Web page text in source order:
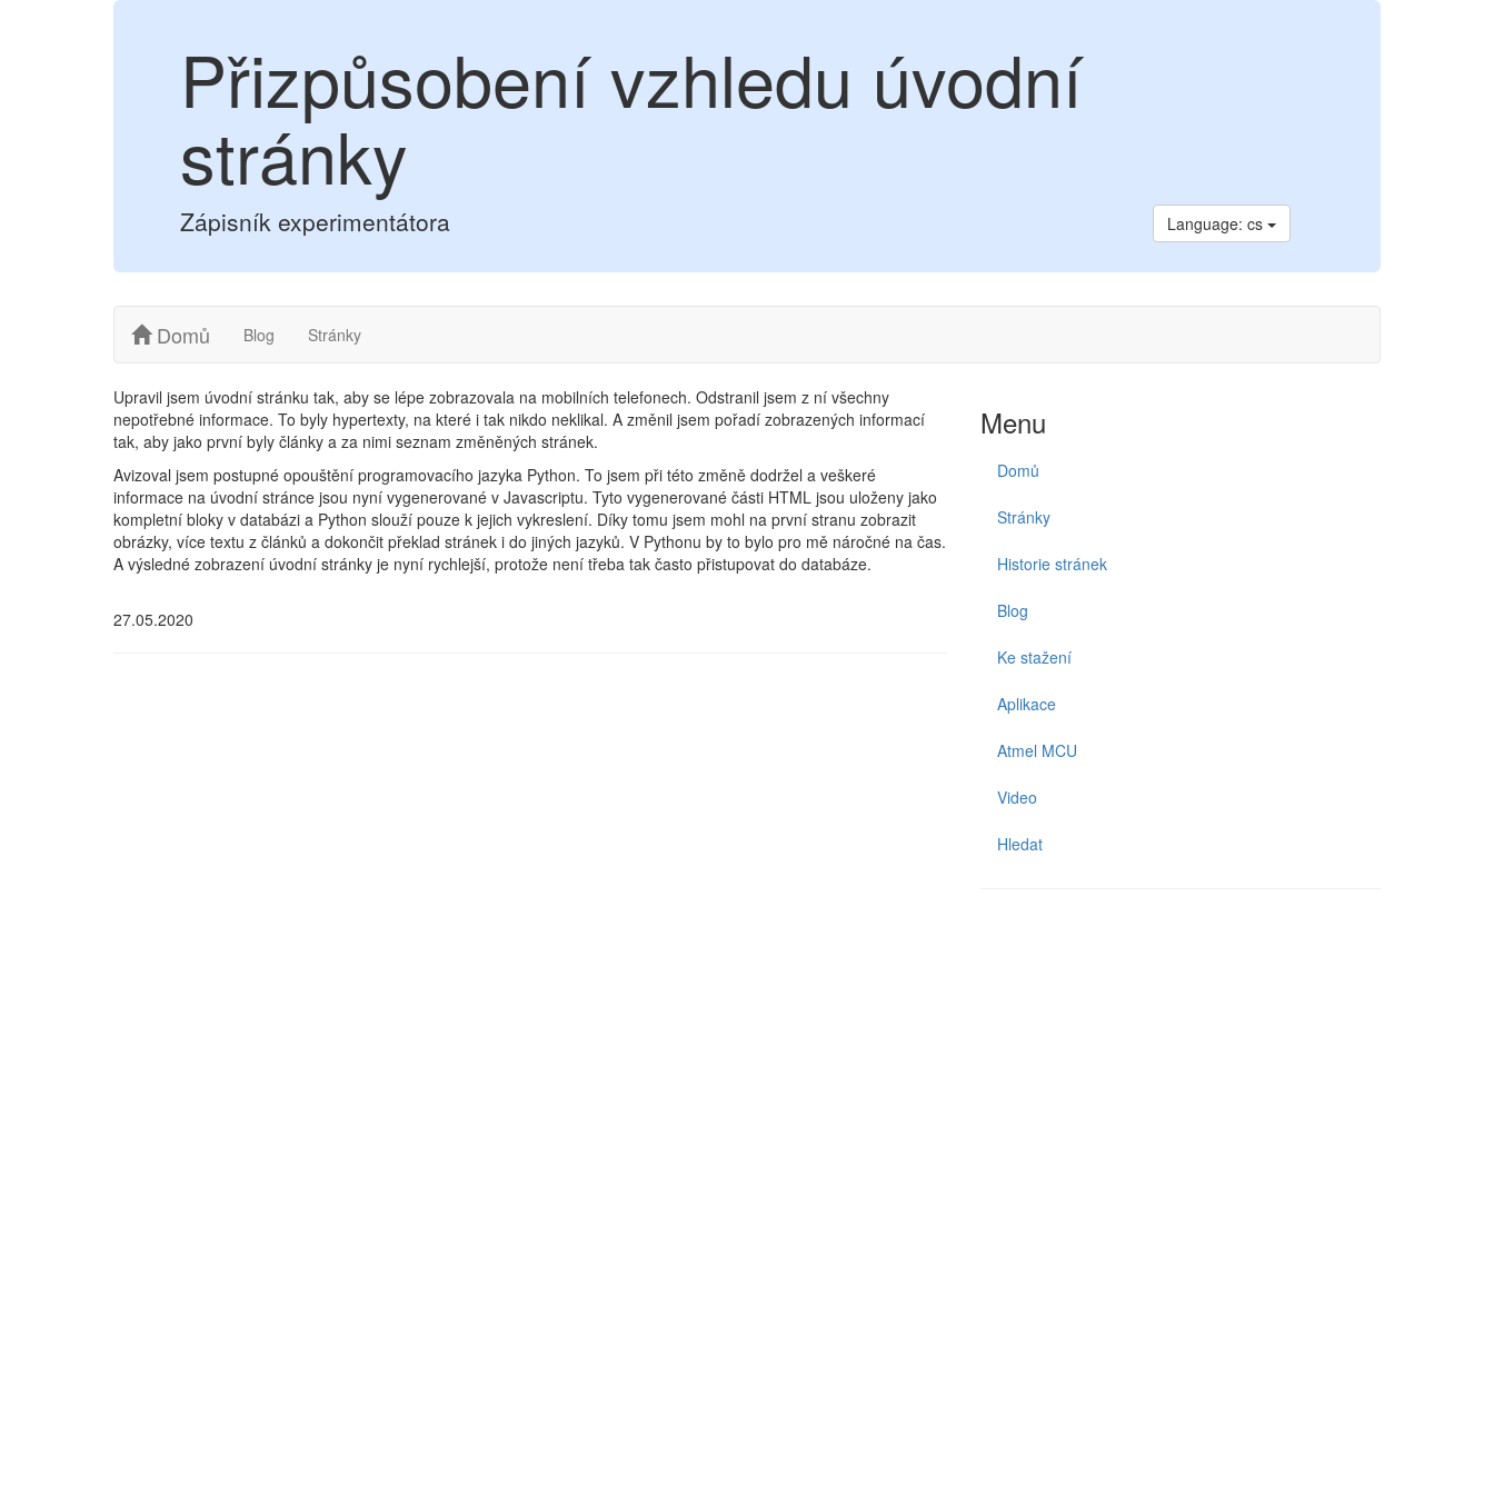
Přizpůsobení vzhledu úvodní
stránky
Zápisník experimentátora Language: cs
Domů Blog Stránky
Upravil jsem úvodní stránku tak, aby se lépe zobrazovala na mobilních telefonech. Odstranil jsem z ní všechny
nepotřebné informace. To byly hypertexty, na které i tak nikdo neklikal. A změnil jsem pořadí zobrazených informací
tak, aby jako první byly články a za nimi seznam změněných stránek.
Avizoval jsem postupné opouštění programovacího jazyka Python. To jsem při této změně dodržel a veškeré
informace na úvodní stránce jsou nyní vygenerované v Javascriptu. Tyto vygenerované části HTML jsou uloženy jako
kompletní bloky v databázi a Python slouží pouze k jejich vykreslení. Díky tomu jsem mohl na první stranu zobrazit
obrázky, více textu z článků a dokončit překlad stránek i do jiných jazyků. V Pythonu by to bylo pro mě náročné na čas.
A výsledné zobrazení úvodní stránky je nyní rychlejší, protože není třeba tak často přistupovat do databáze.
27.05.2020
Menu
Domů
Stránky
Historie stránek
Blog
Ke stažení
Aplikace
Atmel MCU
Video
Hledat